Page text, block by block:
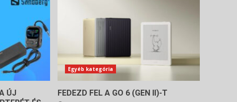
ÚJ
Egyéb kategória
FEDEZD FEL A GO 6 (GEN II)-T